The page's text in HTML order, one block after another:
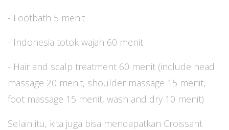
- Footbath 5 menit
- Indonesia totok wajah 60 menit
- Hair and scalp treatment 60 menit (include head
massage 20 menit, shoulder massage 15 menit,
foot massage 15 menit, wash and dry 10 menit)
Selain itu, kita juga bisa mendapatkan Croissant